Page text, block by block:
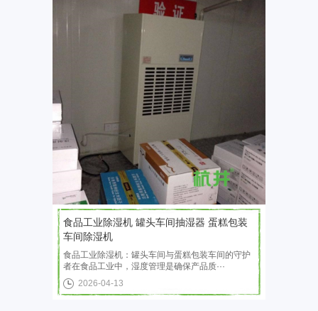
食品工业除湿机 罐头车间抽湿器 蛋糕包装
车间除湿机
食品工业除湿机：罐头车间与蛋糕包装车间的守护
者在食品工业中，湿度管理是确保产品质···
2026-04-13